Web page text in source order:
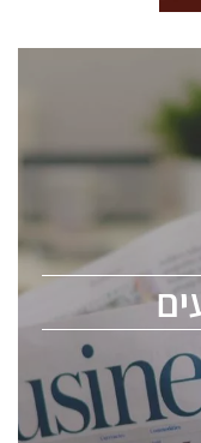
כולל מהנדסים,
ChipEx2026
conference is
professional